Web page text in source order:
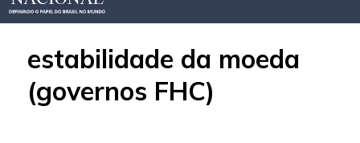
estabilidade da moeda
(governos FHC)